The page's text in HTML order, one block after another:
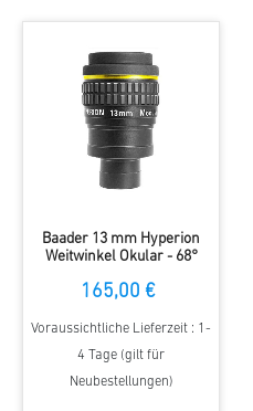
Baader 13 mm Hyperion
Weitwinkel Okular - 68°
165,00 €
Voraussichtliche Lieferzeit : 1-
4 Tage (gilt für
Neubestellungen)